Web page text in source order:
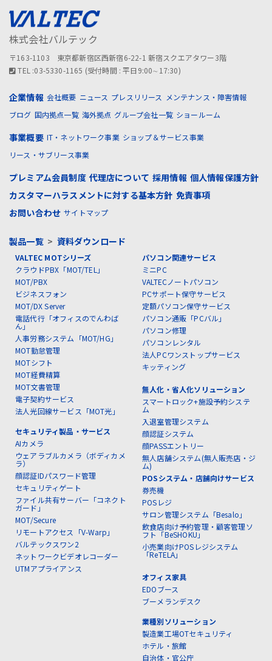
株式会社バルテック
〒163-1103 東京都新宿区西新宿6-22-1 新宿スクエアタワー3階
TEL :03-5330-1165 (受付時間 : 平日9:00∼17:30)
企業情報 会社概要 ニュース プレスリリース メンテナンス・障害情報
ブログ 国内拠点一覧 海外拠点 グループ会社一覧 ショールーム
事業概要 IT・ネットワーク事業 ショップ＆サービス事業
リース・サブリース事業
プレミアム会員制度 代理店について 採用情報 個人情報保護方針
カスタマーハラスメントに対する基本方針 免責事項
お問い合わせ サイトマップ
製品一覧> 資料ダウンロード
VALTEC MOTシリーズ
クラウドPBX「MOT/TEL」
MOT/PBX
ビジネスフォン
MOT/DX Server
電話代行「オフィスのでんわば
ん」
人事労務システム「MOT/HG」
MOT勤怠管理
MOTシフト
MOT経費精算
MOT文書管理
電子契約サービス
法人光回線サービス「MOT光」
セキュリティ製品・サービス
AIカメラ
ウェアラブルカメラ（ボディカメ
ラ）
顔認証IDパスワード管理
セキュリティゲート
ファイル共有サーバー「コネクト
ガード」
MOT/Secure
リモートアクセス「V-Warp」
バルテックスワン2
ネットワークビデオレコーダー
UTMアプライアンス
パソコン関連サービス
ミニPC
VALTECノートパソコン
PCサポート保守サービス
定額パソコン保守サービス
パソコン通販「PCバル」
パソコン修理
パソコンレンタル
法人PCワンストップサービス
キッティング
無人化・省人化ソリューション
スマートロック+施設予約システ
ム
入退室管理システム
顔認証システム
顔PASSエントリー
無人店舗システム(無人販売店・ジ
ム)
POSシステム・店舗向けサービス
券売機
POSレジ
サロン管理システム「Besalo」
飲食店向け予約管理・顧客管理ソ
フト「BeSHOKU」
小売業向けPOSレジシステム
「ReTELA」
オフィス家具
EDOブース
ブーメランデスク
業種別ソリューション
製造業工場OTセキュリティ
ホテル・旅館
自治体・官公庁